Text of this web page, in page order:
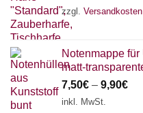
zzgl. Versandkosten
Notenmappe
matt-
7,50€ – 9,90€
inkl. MwSt.